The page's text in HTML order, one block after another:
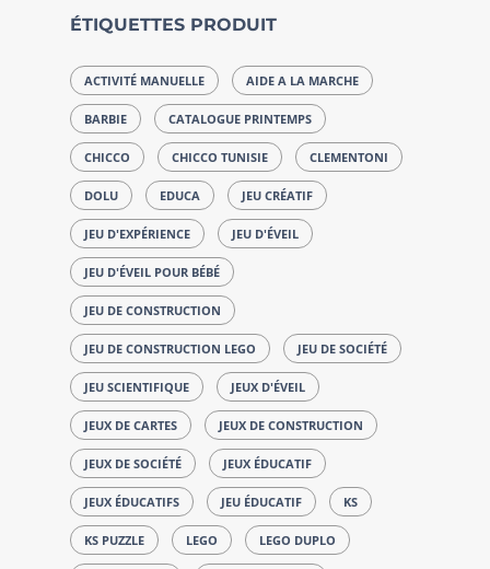
ÉTIQUETTES PRODUIT
ACTIVITÉ MANUELLE AIDE A LA MARCHE
BARBIE CATALOGUE PRINTEMPS
CHICCO CHICCO TUNISIE CLEMENTONI
DOLU EDUCA JEU CRÉATIF
JEU D'EXPÉRIENCE JEU D'ÉVEIL
JEU D'ÉVEIL POUR BÉBÉ
JEU DE CONSTRUCTION
JEU DE CONSTRUCTION LEGO JEU DE SOCIÉTÉ
JEU SCIENTIFIQUE JEUX D'ÉVEIL
JEUX DE CARTES JEUX DE CONSTRUCTION
JEUX DE SOCIÉTÉ JEUX ÉDUCATIF
JEUX ÉDUCATIFS JEU ÉDUCATIF KS
KS PUZZLE LEGO LEGO DUPLO